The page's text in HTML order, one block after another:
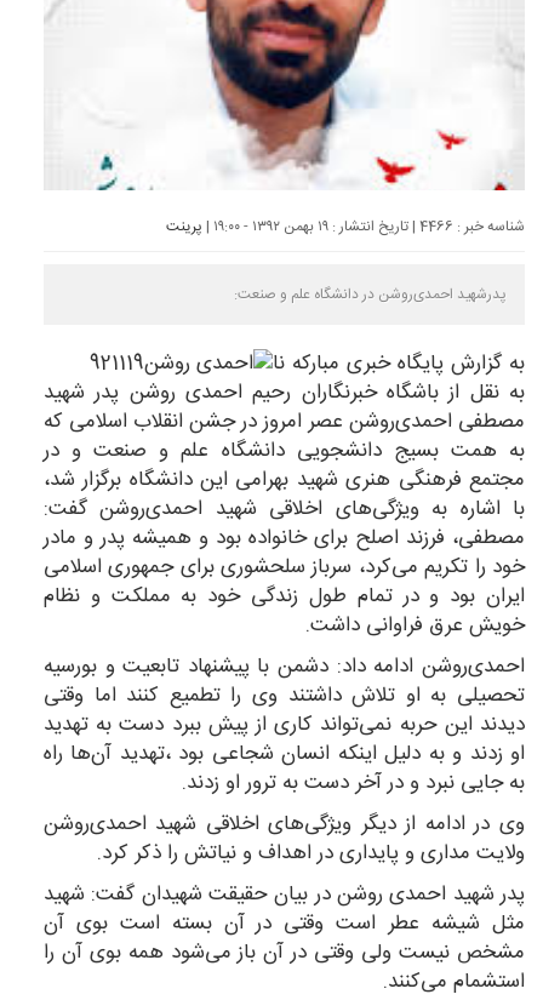
شناسه خبر : 4466 | تاریخ انتشار : ۱۹ بهمن ۱۳۹۲ - ۱۹:۰۰ | پرینت
پدرشهید احمدی‌روشن در دانشگاه علم و صنعت:
به گزارش پایگاه خبری مبارکه نا
به نقل از باشگاه خبرنگاران رحیم احمدی روشن پدر شهید
مصطفی احمدی‌روشن عصر امروز در جشن انقلاب اسلامی که
به همت بسیج دانشجویی دانشگاه علم و صنعت و در
مجتمع فرهنگی هنری شهید بهرامی این دانشگاه برگزار شد،
با اشاره به ویژگی‌های اخلاقی شهید احمدی‌روشن گفت:
مصطفی، فرزند اصلح برای خانواده بود و همیشه پدر و مادر
خود را تکریم می‌کرد، سرباز سلحشوری برای جمهوری اسلامی
ایران بود و در تمام طول زندگی خود به مملکت و نظام
خویش عرق فراوانی داشت.
احمدی‌روشن ادامه داد: دشمن با پیشنهاد تابعیت و بورسیه
تحصیلی به او تلاش داشتند وی را تطمیع کنند اما وقتی
دیدند این حربه نمی‌تواند کاری از پیش ببرد دست به تهدید
او زدند و به دلیل اینکه انسان شجاعی بود ،‌تهدید آن‌ها راه
به جایی نبرد و در آخر دست به ترور او زدند.
وی در ادامه از دیگر ویژگی‌های اخلاقی شهید احمدی‌روشن
ولایت مداری و پایداری در اهداف و نیاتش را ذکر کرد.
پدر شهید احمدی روشن در بیان حقیقت شهیدان گفت: شهید
مثل شیشه عطر است وقتی در آن بسته است بوی آن
مشخص نیست ولی وقتی در آن باز می‌شود همه بوی آن را
استشمام می‌کنند.